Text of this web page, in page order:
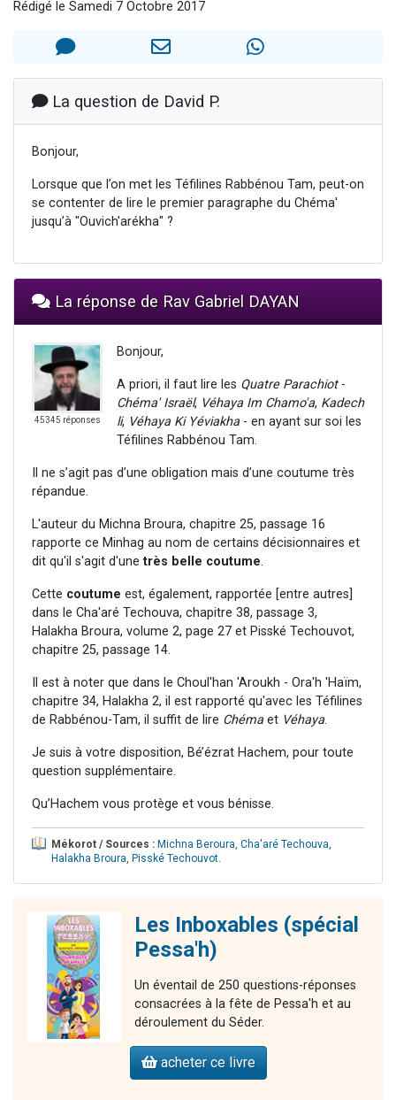
Il reste 49 places pour étudier en groupe sur Zoom
Eva vient de donner son Maasser
3 personnes viennent de faire un don pour Événements Torah-Box
Rédigé le Samedi 7 Octobre 2017
La question de David P.
Bonjour,
Lorsque que l’on met les Téfilines Rabbénou Tam, peut-on
se contenter de lire le premier paragraphe du Chéma'
jusqu’à "Ouvich'arékha" ?
La réponse de Rav Gabriel DAYAN
45345 réponses
Bonjour,
A priori, il faut lire les Quatre Parachiot-
Chéma' Israël, Véhaya Im Chamo'a, Kadech
li, Véhaya Ki Yéviakha- en ayant sur soi les
Téfilines Rabbénou Tam.
Il ne s’agit pas d’une obligation mais d’une coutume très
répandue.
L'auteur du Michna Broura, chapitre 25, passage 16
rapporte ce Minhag au nom de certains décisionnaires et
dit qu'il s'agit d'unetrès belle coutume.
Cette coutume est, également, rapportée [entre autres]
dans le Cha'aré Techouva, chapitre 38, passage 3,
Halakha Broura, volume 2, page 27 et Pisské Techouvot,
chapitre 25, passage 14.
Il est à noter que dans le Choul'han 'Aroukh - Ora'h 'Haïm,
chapitre 34, Halakha 2, il est rapporté qu'avec les Téfilines
de Rabbénou-Tam, il suffit de lire Chémaet Véhaya.
Je suis à votre disposition, Bé’ézrat Hachem, pour toute
question supplémentaire.
Qu’Hachem vous protège et vous bénisse.
Mékorot / Sources : Michna Beroura, Cha'aré Techouva,
Halakha Broura, Pisské Techouvot.
Les Inboxables (spécial
Pessa'h)
Un éventail de 250 questions-réponses
consacrées à la fête de Pessa'h et au
déroulement du Séder.
acheter ce livre